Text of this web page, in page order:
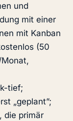
und
mit einer
mit Kanban
(50
tief;
„geplant”;
die primär